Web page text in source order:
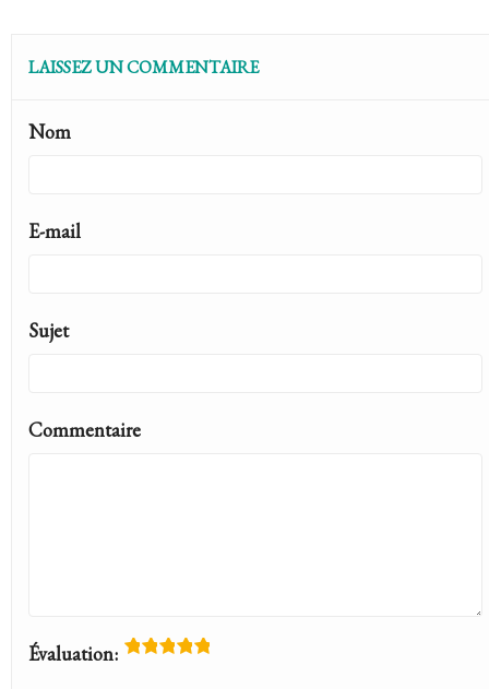
LAISSEZ UN COMMENTAIRE
Nom
E-mail
Sujet
Commentaire
Évaluation: